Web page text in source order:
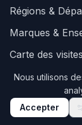
Régions &
Marques &
Carte des visites
Visite Google
Business
Nous utilisons
Accepter